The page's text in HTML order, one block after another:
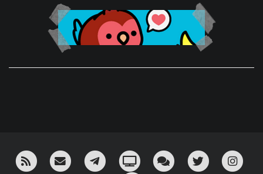
RSS ¡Mándame un email!¡Nuestro canal en Telegram!
Oink! TV Charla con nosotros
Twitter